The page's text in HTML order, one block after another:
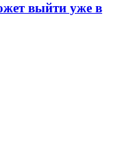
выйти уже в